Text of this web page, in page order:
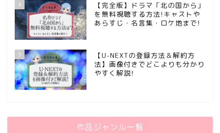
4
【完全版】ドラマ「北の国から」
を無料視聴する方法!キャストや
あらすじ・名言集・ロケ地まで!
5
【U-NEXTの登録方法＆解約方
法】画像付きでどこよりも分かり
やすく解説!
作品ジャンル一覧